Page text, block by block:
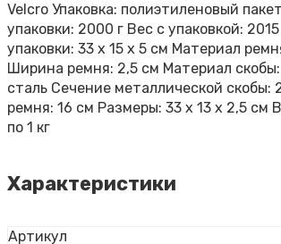
Velcro Упаковка: полиэтиленовый
упаковки: 2000 г Вес с упаковкой:
упаковки: 33 х 15 х 5 см Материал
Ширина ремня: 2,5 см Материал
сталь Сечение металлической скобы:
ремня: 16 см Размеры: 33 х 13 х 2,5 см
по 1 кг
Характеристики
Артикул